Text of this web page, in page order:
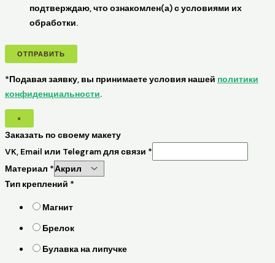
подтверждаю, что ознакомлен(а) с условиями их
обработки.
ОТПРАВИТЬ
*Подавая заявку, вы принимаете условия нашей политики
конфиденциальности.
×
Заказать по своему макету
VK, Email или Telegram для связи *
Материал *
Тип креплений *
Магнит
Брелок
Булавка на липучке